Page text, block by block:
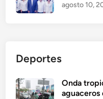
agosto 10,
Deportes
Onda
aguaceros